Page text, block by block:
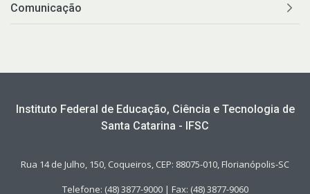
Comunicação
Instituto Federal de Educação, Ciência e Tecnologia de
Santa Catarina - IFSC
Rua 14 de Julho, 150, Coqueiros, CEP: 88075-010, Florianópolis-SC
Telefone: (48) 3877-9000 | Fax: (48) 3877-9060